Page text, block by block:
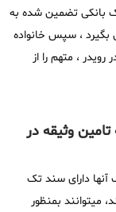
بانکی تضمین شده به
بگیرد ، سپس خانواده
رویدر ، متهم را از
وثیقه در
آنها دارای سند تک
میتوانند بمنظور